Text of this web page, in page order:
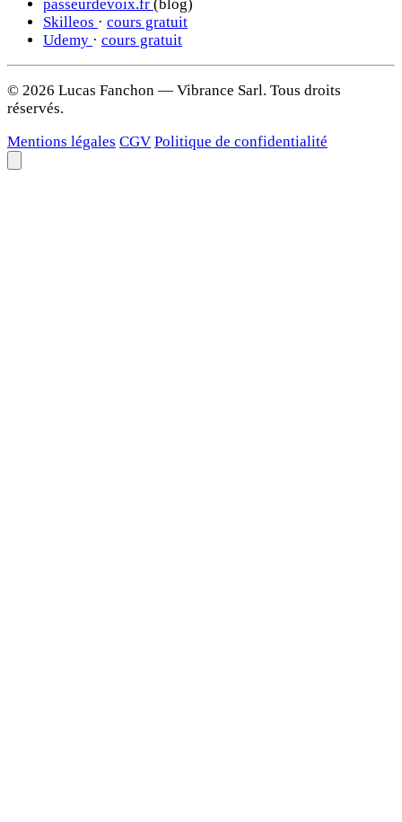
passeurdevoix.fr (blog)
Skilleos · cours gratuit
Udemy · cours gratuit
© 2026 Lucas Fanchon — Vibrance Sarl. Tous droits
réservés.
Mentions légales CGV Politique de confidentialité